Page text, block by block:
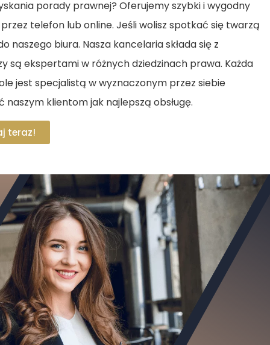
porady prawnej? Oferujemy szybki i wygodny
telefon lub online. Jeśli wolisz spotkać się twarzą
naszego biura. Nasza kancelaria składa się z
są ekspertami w różnych dziedzinach prawa. Każda
jest specjalistą w wyznaczonym przez siebie
klientom jak najlepszą obsługę.
teraz!